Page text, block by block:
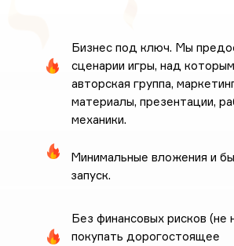
Бизнес под ключ. Мы
сценарии игры, над
авторская группа,
материалы, презентации,
механики.
Минимальные вложения и
запуск.
Без финансовых рисков (не
покупать дорогостоящее